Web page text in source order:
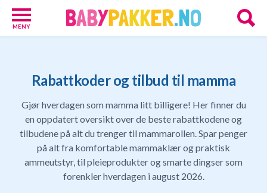
MENY
Rabattkoder og tilbud til mamma
Gjør hverdagen som mamma litt billigere! Her finner du
en oppdatert oversikt over de beste rabattkodene og
tilbudene på alt du trenger til mammarollen. Spar penger
på alt fra komfortable mammaklær og praktisk
ammeutstyr, til pleieprodukter og smarte dingser som
forenkler hverdagen i august 2026.
Velkomstgaver
barn
Foreldretilbud
Tilbud